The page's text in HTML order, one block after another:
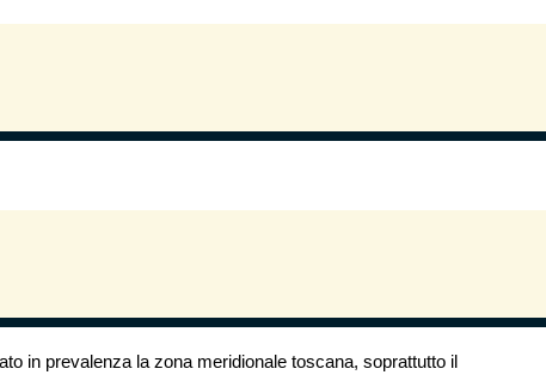
in prevalenza la zona meridionale toscana, soprattutto il